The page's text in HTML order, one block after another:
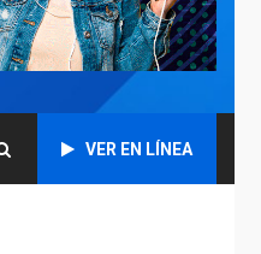
VER EN LÍNEA
Y CARIBE
ÚLTIMA HORA
Espriella jura